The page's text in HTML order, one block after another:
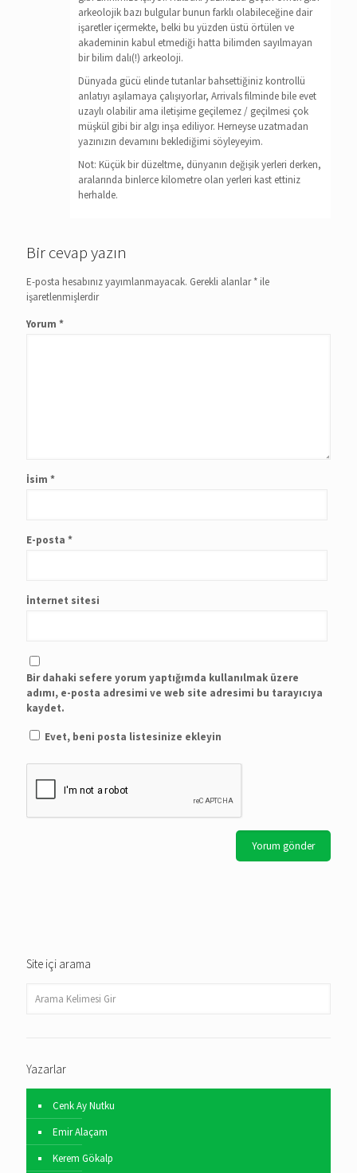
arkeolojik bazı bulgular bunun farklı olabileceğine dair
işaretler içermekte, belki bu yüzden üstü örtülen ve
akademinin kabul etmediği hatta bilimden sayılmayan
bir bilim dalı(!) arkeoloji.
Dünyada gücü elinde tutanlar bahsettiğiniz kontrollü
anlatıyı aşılamaya çalışıyorlar, Arrivals filminde bile evet
uzaylı olabilir ama iletişime geçilemez / geçilmesi çok
müşkül gibi bir algı inşa ediliyor. Herneyse uzatmadan
yazınızın devamını beklediğimi söyleyeyim.
Not: Küçük bir düzeltme, dünyanın değişik yerleri derken,
aralarında binlerce kilometre olan yerleri kast ettiniz
herhalde.
Bir cevap yazın
E-posta hesabınız yayımlanmayacak. Gerekli alanlar* ile
işaretlenmişlerdir
Yorum *
İsim *
E-posta *
İnternet sitesi
Bir dahaki sefere yorum yaptığımda kullanılmak üzere
adımı, e-posta adresimi ve web site adresimi bu tarayıcıya
kaydet.
Evet, beni posta listesinize ekleyin
Site içi arama
Yazarlar
Cenk Ay Nutku
Emir Alaçam
Kerem Gökalp